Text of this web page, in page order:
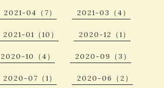
2021-04（7） 2021-03（4）
2021-01（10） 2020-12（1）
2020-10（4） 2020-09（3）
2020-07（1） 2020-06（2）